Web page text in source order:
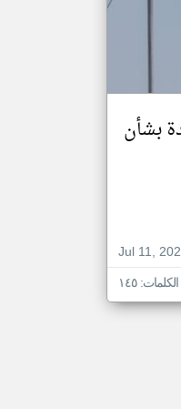
بشأن
Jul 11,
١٤٥